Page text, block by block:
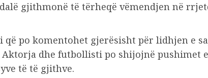
gjithmonë të tërheqë vëmendjen në
që po komentohet gjerësisht për lidhjen e
Aktorja dhe futbollisti po shijojnë pushimet e
të të gjithve.